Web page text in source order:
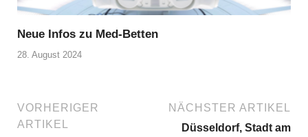
Neue Infos zu Med-Betten
28. August 2024
VORHERIGER
ARTIKEL
NÄCHSTER ARTIKEL
Düsseldorf, Stadt am